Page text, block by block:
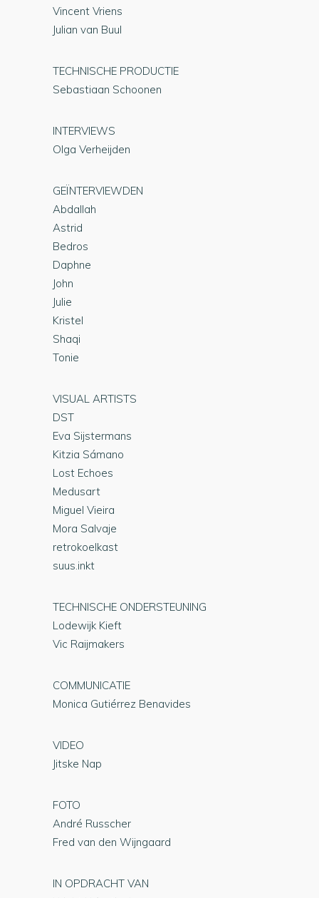
Vincent Vriens
Julian van Buul
TECHNISCHE PRODUCTIE
Sebastiaan Schoonen
INTERVIEWS
Olga Verheijden
GEÏNTERVIEWDEN
Abdallah
Astrid
Bedros
Daphne
John
Julie
Kristel
Shaqi
Tonie
VISUAL ARTISTS
DST
Eva Sijstermans
Kitzia Sámano
Lost Echoes
Medusart
Miguel Vieira
Mora Salvaje
retrokoelkast
suus.inkt
TECHNISCHE ONDERSTEUNING
Lodewijk Kieft
Vic Raijmakers
COMMUNICATIE
Monica Gutiérrez Benavides
VIDEO
Jitske Nap
FOTO
André Russcher
Fred van den Wijngaard
IN OPDRACHT VAN